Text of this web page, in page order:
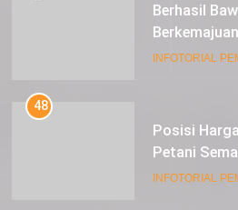
Berhasil
Bupati Siak
INFOTORIAL
48
Posisi
Petani
Raup
INFOTORIAL